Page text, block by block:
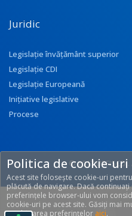
Juridic
Legislație învățământ superior
Legislație CDI
Legislație Europeană
Inițiative legislative
Procese
© 2017
[T:
Politica de cookie-uri
Acest site folosește cookie-uri
plăcută de navigare. Dacă
preferințele browser-ului vom
cookie-uri pe acest site. Găsiți mai
modificarea preferințelor aici.